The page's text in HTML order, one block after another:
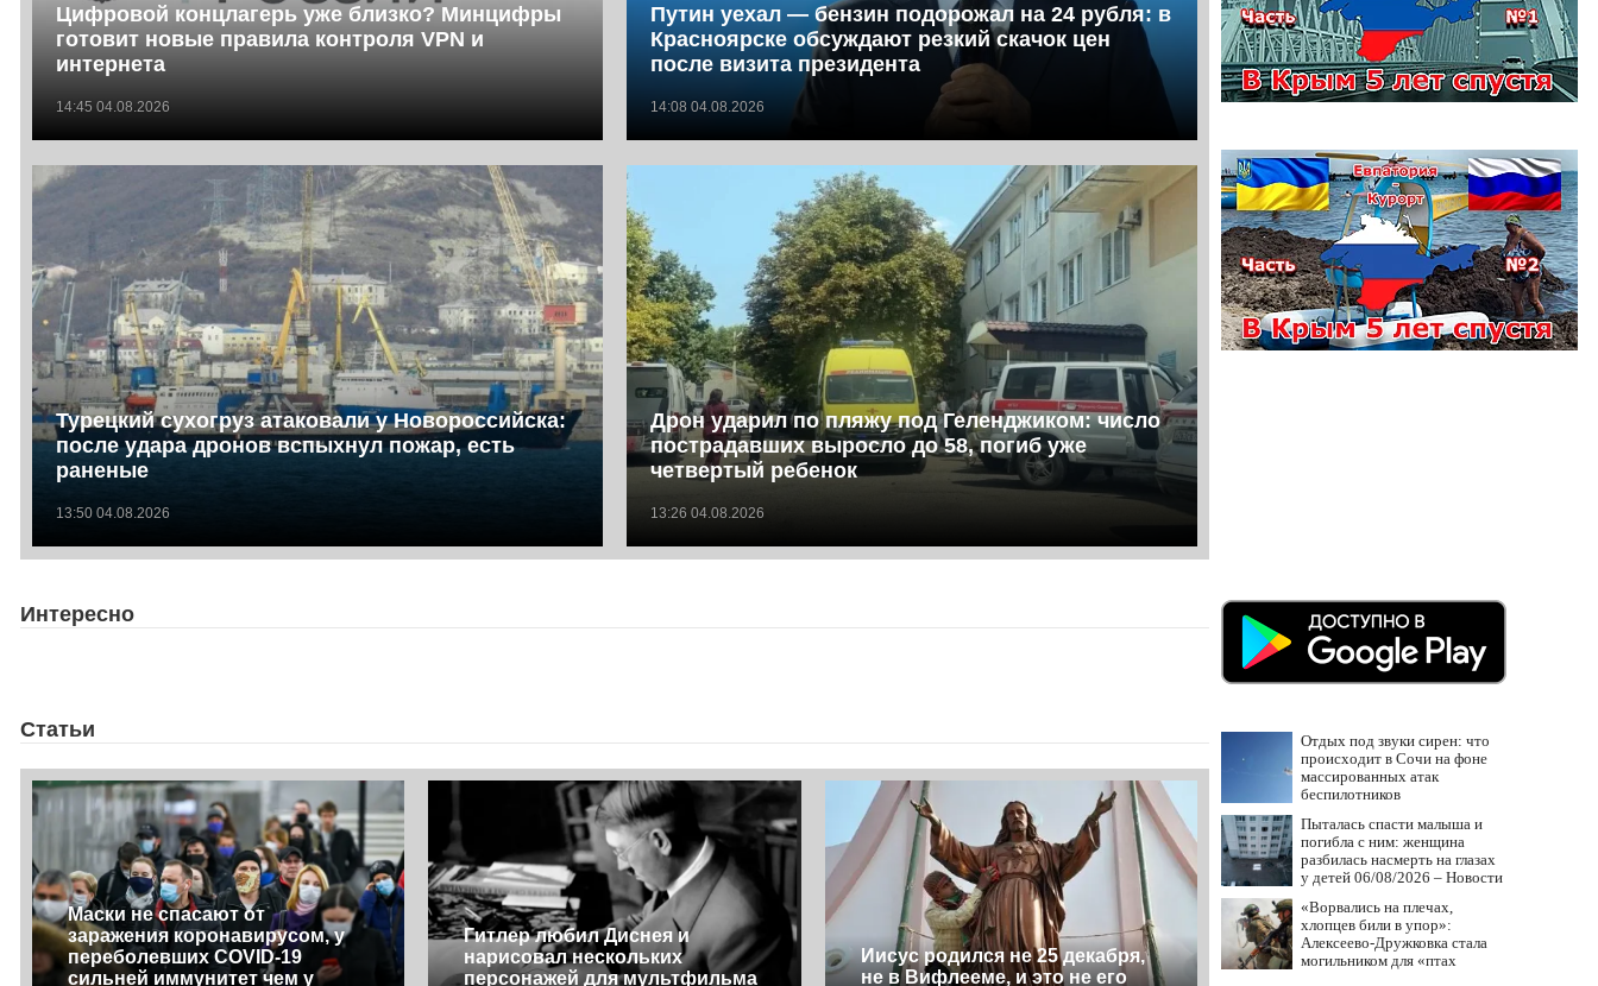
Цифровой концлагерь уже близко? Минцифры
готовит новые правила контроля VPN и
интернета
14:45 04.08.2026
Путин уехал — бензин подорожал на 24 рубля: в
Красноярске обсуждают резкий скачок цен
после визита президента
14:08 04.08.2026
Турецкий сухогруз атаковали у Новороссийска:
после удара дронов вспыхнул пожар, есть
раненые
13:50 04.08.2026
Дрон ударил по пляжу под Геленджиком: число
пострадавших выросло до 58, погиб уже
четвертый ребенок
13:26 04.08.2026
Интересно
Статьи
Маски не спасают от
заражения коронавирусом, у
переболевших COVID-19
сильней иммунитет чем у
Гитлер любил Диснея и
нарисовал нескольких
персонажей для мультфильма
Иисус родился не 25 декабря,
не в Вифлееме, и это не его
Отдых под звуки сирен: что
происходит в Сочи на фоне
массированных атак
беспилотников
Пыталась спасти малыша и
погибла с ним: женщина
разбилась насмерть на глазах
у детей 06/08/2026 – Новости
«Ворвались на плечах,
хлопцев били в упор»:
Алексеево-Дружковка стала
могильником для «птах